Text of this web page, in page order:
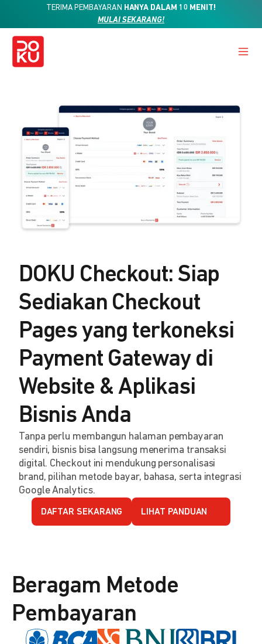
TERIMA PEMBAYARAN HANYA DALAM 10 MENIT!
MULAI SEKARANG!
DOKU Checkout: Siap
Sediakan Checkout
Pages yang terkoneksi
Payment Gateway di
Website & Aplikasi
Bisnis Anda
Tanpa perlu membangun halaman pembayaran
sendiri, bisnis bisa langsung menerima transaksi
digital. Checkout ini mendukung personalisasi
brand, pilihan metode bayar, bahasa, serta integrasi
Google Analytics.
DAFTAR SEKARANG LIHAT PANDUAN
Beragam Metode
Pembayaran